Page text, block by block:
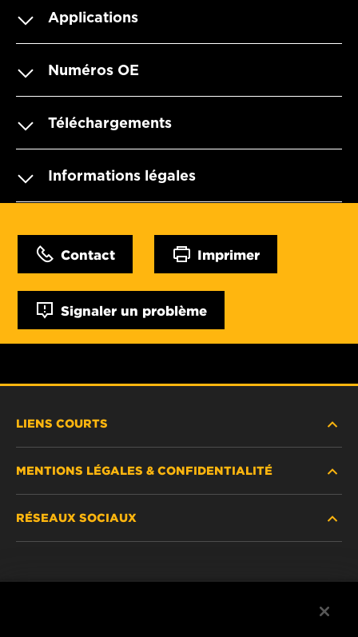
Applications
Numéros OE
Téléchargements
Informations légales
Contact Imprimer
Signaler un problème
LIENS COURTS
OÙ ACHETER
MENTIONS LÉGALES & CONFIDENTIALITÉ
RÉSEAUX SOCIAUX